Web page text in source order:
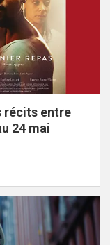
récits entre
24 mai